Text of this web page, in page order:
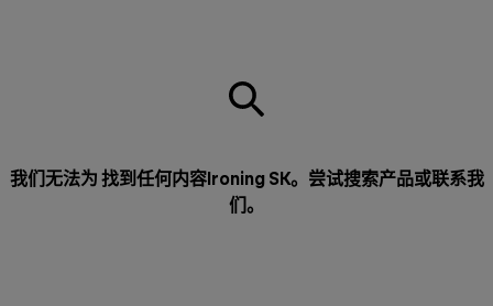
我们无法为 找到任何内容Ironing SK。尝试搜索产品或联系我
们。